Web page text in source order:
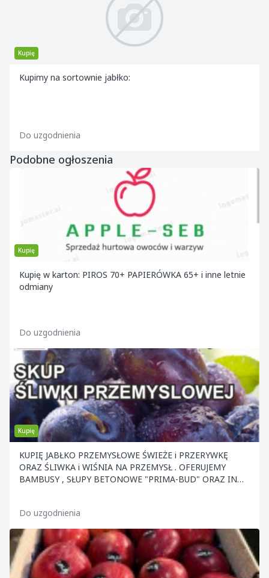
Kupię
Kupimy na sortownie jabłko:
Do uzgodnienia
Podobne ogłoszenia
Kupię
Kupię w karton: PIROS 70+ PAPIERÓWKA 65+ i inne letnie
odmiany
Do uzgodnienia
Kupię
KUPIĘ JABŁKO PRZEMYSŁOWE ŚWIEŻE i PRZERYWKĘ
ORAZ ŚLIWKA i WIŚNIA NA PRZEMYSŁ . OFERUJEMY
BAMBUSY , SŁUPY BETONOWE "PRIMA-BUD" ORAZ INNE
Do uzgodnienia